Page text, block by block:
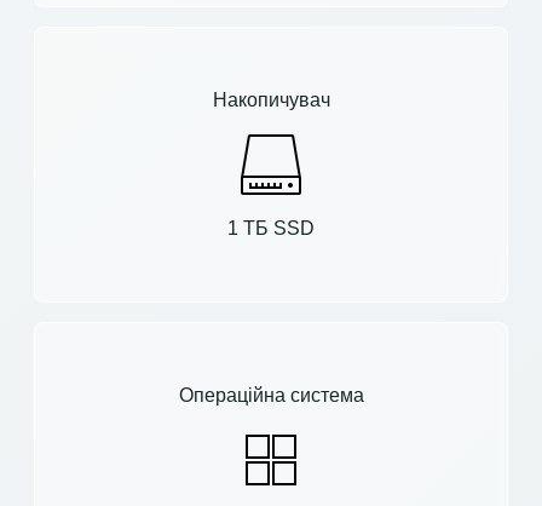
Накопичувач
1 ТБ SSD
Операційна система